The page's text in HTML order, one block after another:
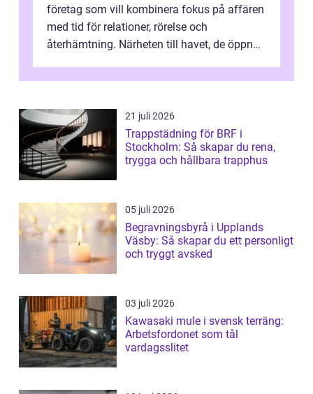
företag som vill kombinera fokus på affären
med tid för relationer, rörelse och
återhämtning. Närheten till havet, de öppna
21 juli 2026
Trappstädning för BRF i
Stockholm: Så skapar du rena,
trygga och hållbara trapphus
05 juli 2026
Begravningsbyrå i Upplands
Väsby: Så skapar du ett personligt
och tryggt avsked
03 juli 2026
Kawasaki mule i svensk terräng:
Arbetsfordonet som tål
vardagsslitet